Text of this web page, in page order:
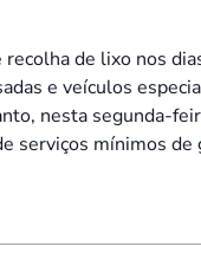
de lixo nos
e veículos
nesta segunda-
serviços mínimos de